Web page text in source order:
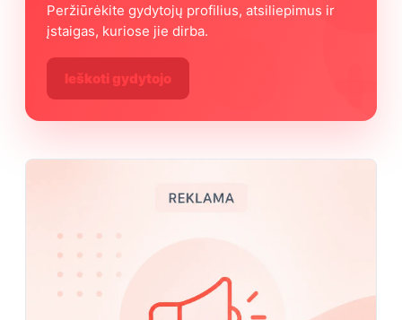
Peržiūrėkite gydytojų profilius, atsiliepimus ir
įstaigas, kuriose jie dirba.
Ieškoti gydytojo